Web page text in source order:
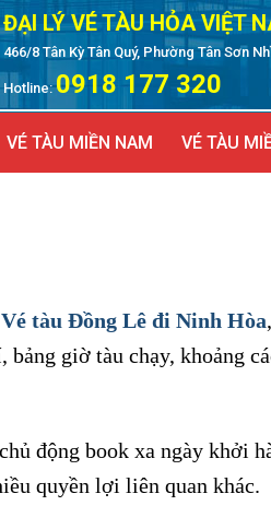
ĐẠI LÝ VÉ TÀU HỎA VIỆT
466/8 Tân Kỳ Tân Quý, Phường Tân Sơn
Hotline: 0918 177 320
VÉ TÀU MIỀN NAM VÉ TÀU
Vé tàu Đồng Lê đi Ninh Hòa
giờ tàu chạy, khoảng
động book xa ngày khởi
quyền lợi liên quan khác.